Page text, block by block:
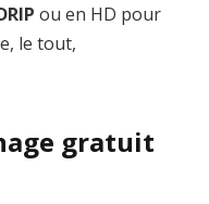
ou en HD pour
le tout,
gratuit